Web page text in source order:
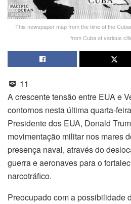
This newspaper map from the time of the
from Cuba of various
11
A crescente tensão entre EUA e
contornos nesta última quarta-
Presidente dos EUA, Donald
movimentação militar nos mares
presença naval, através do
guerra e aeronaves para o
narcotráfico.
Preocupado com a possibilidade